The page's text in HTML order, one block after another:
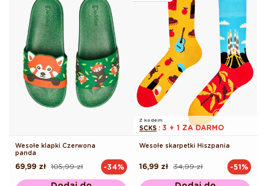
Wesołe klapki Czerwona
panda
Cena
105,99 zł
Cena
69,99 zł -34%
Z kodem
SCKS : 3 + 1 ZA DARMO
Wesołe skarpetki Hiszpania
Cena
34,99 zł
Cena
16,99 zł -51%